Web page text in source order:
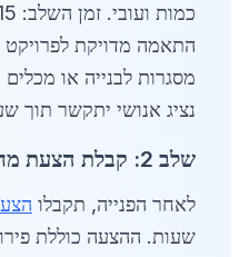
התאמה מדויקת לפרויקט
מסגרות לבנייה או
נציג אנושי יתקשר תוך
שלב 2: קבלת הצעת מחיר מפורטת
לאחר הפנייה, תקבלו
שעות. ההצעה כוללת